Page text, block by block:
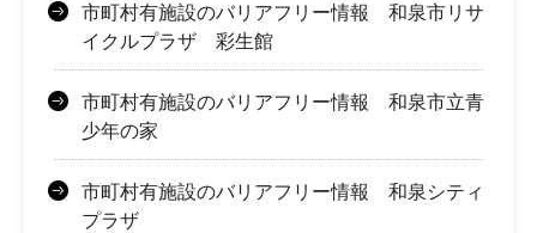
市町村有施設のバリアフリー情報 和泉市リサ
イクルプラザ 彩生館
市町村有施設のバリアフリー情報 和泉市立青
少年の家
市町村有施設のバリアフリー情報 和泉シティ
プラザ